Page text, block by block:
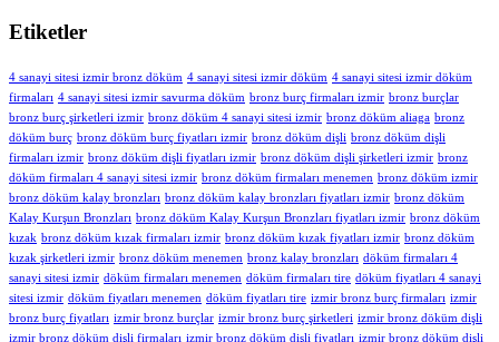
Etiketler
4 sanayi sitesi izmir bronz döküm 4 sanayi sitesi izmir döküm 4 sanayi sitesi izmir döküm
firmaları 4 sanayi sitesi izmir savurma döküm bronz burç firmaları izmir bronz burçlar
bronz burç şirketleri izmir bronz döküm 4 sanayi sitesi izmir bronz döküm aliaga bronz
döküm burç bronz döküm burç fiyatları izmir bronz döküm dişli bronz döküm dişli
firmaları izmir bronz döküm dişli fiyatları izmir bronz döküm dişli şirketleri izmir bronz
döküm firmaları 4 sanayi sitesi izmir bronz döküm firmaları menemen bronz döküm izmir
bronz döküm kalay bronzları bronz döküm kalay bronzları fiyatları izmir bronz döküm
Kalay Kurşun Bronzları bronz döküm Kalay Kurşun Bronzları fiyatları izmir bronz döküm
kızak bronz döküm kızak firmaları izmir bronz döküm kızak fiyatları izmir bronz döküm
kızak şirketleri izmir bronz döküm menemen bronz kalay bronzları döküm firmaları 4
sanayi sitesi izmir döküm firmaları menemen döküm firmaları tire döküm fiyatları 4 sanayi
sitesi izmir döküm fiyatları menemen döküm fiyatları tire izmir bronz burç firmaları izmir
bronz burç fiyatları izmir bronz burçlar izmir bronz burç şirketleri izmir bronz döküm dişli
izmir bronz döküm dişli firmaları izmir bronz döküm dişli fiyatları izmir bronz döküm dişli